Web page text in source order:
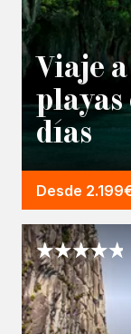
Viaje
playas
días
Desde